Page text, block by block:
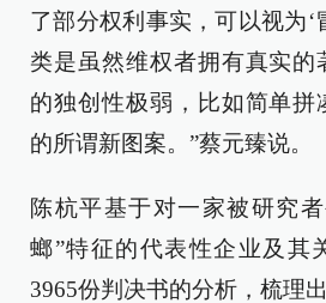
了部分权利事实，可以视为‘
类是虽然维权者拥有真实的
的独创性极弱，比如简单拼
的所谓新图案。”蔡元臻说。
陈杭平基于对一家被研究
螂”特征的代表性企业及其
3965份判决书的分析，梳理